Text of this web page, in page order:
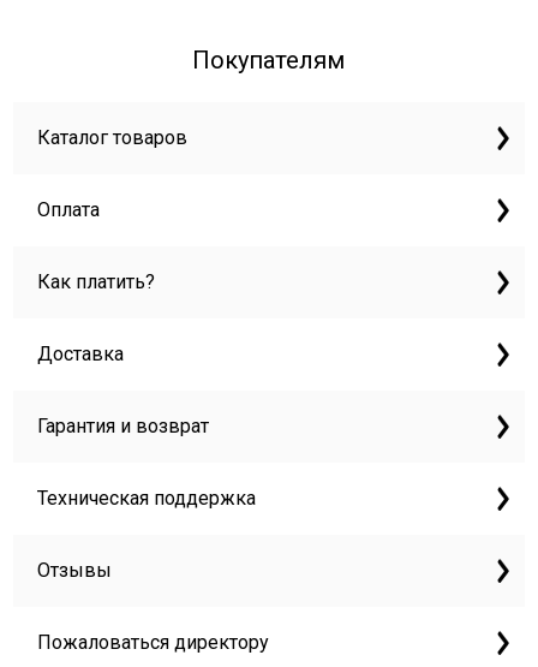
Покупателям
Каталог товаров
Оплата
Как платить?
Доставка
Гарантия и возврат
Техническая поддержка
Отзывы
Пожаловаться директору